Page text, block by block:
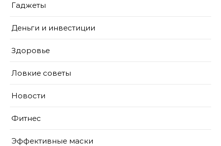
Гаджеты
Деньги и инвестиции
Здоровье
Ловкие советы
Новости
Фитнес
Эффективные маски